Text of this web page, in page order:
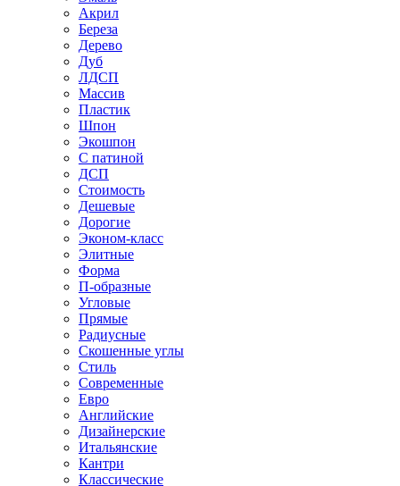
Акрил
Береза
Дерево
Дуб
ЛДСП
Массив
Пластик
Шпон
Экошпон
С патиной
ДСП
Стоимость
Дешевые
Дорогие
Эконом-класс
Элитные
Форма
П-образные
Угловые
Прямые
Радиусные
Скошенные углы
Стиль
Современные
Евро
Английские
Дизайнерские
Итальянские
Кантри
Классические